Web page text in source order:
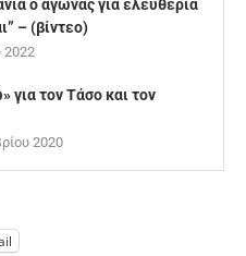
ο αγώνας για ελευθερία
– (βίντεο)
2022
για τον Τάσο και τον
2020